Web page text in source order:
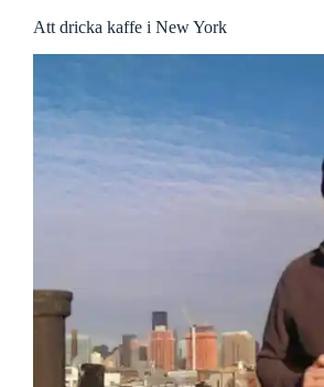
Att dricka kaffe i New York